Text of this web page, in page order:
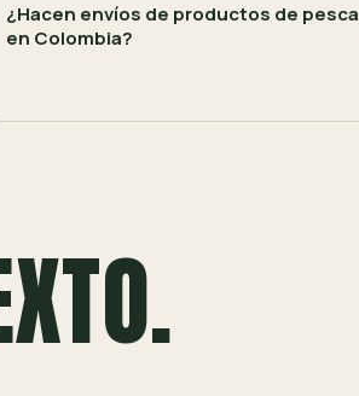
¿Hacen envíos de productos de pesca
en Colombia?